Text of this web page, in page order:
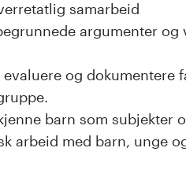
samarbeid
argumenter og
og dokumentere
barn som subjekter
arbeid med barn, unge